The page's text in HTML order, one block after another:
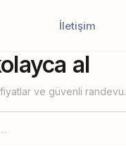
İletişim
al
ve güvenli randevu.